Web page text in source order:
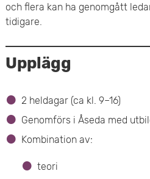
och flera kan ha genomgått
tidigare.
Upplägg
2 heldagar (ca kl. 9–16)
Genomförs i Åseda med
Kombination av:
teori